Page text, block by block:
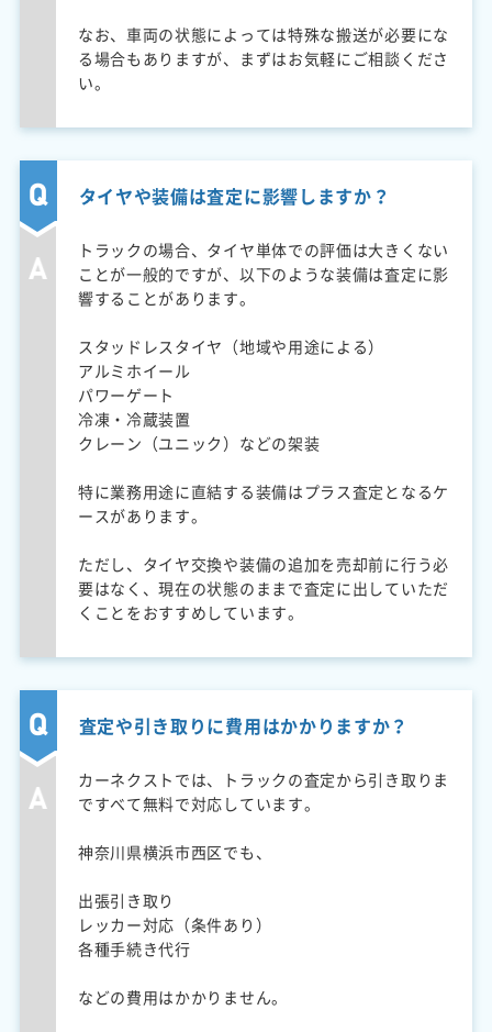
なお、車両の状態によっては特殊な搬送が必要にな
る場合もありますが、まずはお気軽にご相談くださ
い。
タイヤや装備は査定に影響しますか？
トラックの場合、タイヤ単体での評価は大きくない
ことが一般的ですが、以下のような装備は査定に影
響することがあります。
スタッドレスタイヤ（地域や用途による）
アルミホイール
パワーゲート
冷凍・冷蔵装置
クレーン（ユニック）などの架装
特に業務用途に直結する装備はプラス査定となるケ
ースがあります。
ただし、タイヤ交換や装備の追加を売却前に行う必
要はなく、現在の状態のままで査定に出していただ
くことをおすすめしています。
査定や引き取りに費用はかかりますか？
カーネクストでは、トラックの査定から引き取りま
ですべて無料で対応しています。
神奈川県横浜市西区でも、
出張引き取り
レッカー対応（条件あり）
各種手続き代行
などの費用はかかりません。